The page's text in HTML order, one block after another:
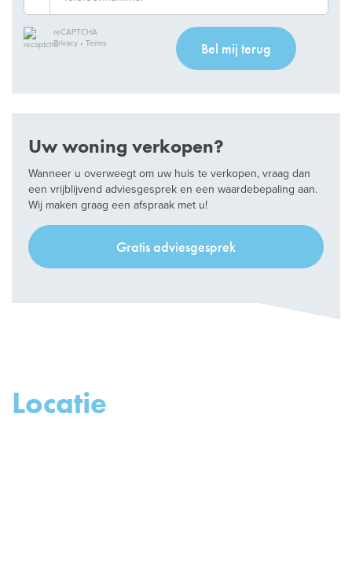
reCAPTCHA
Privacy • Terms Bel mij terug
Uw woning verkopen?
Wanneer u overweegt om uw huis te verkopen, vraag dan
een vrijblijvend adviesgesprek en een waardebepaling aan.
Wij maken graag een afspraak met u!
Gratis adviesgesprek
Locatie